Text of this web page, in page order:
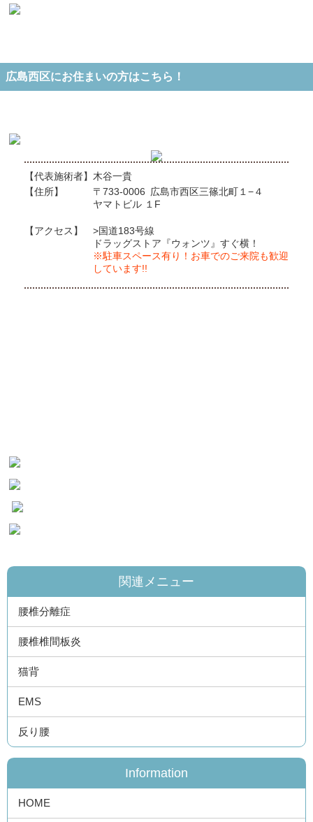
広島西区にお住まいの方はこちら！
【代表施術者】 木谷一貴
【住所】
〒733-0006 広島市西区三篠北町１−４
ヤマトビル １F
【アクセス】
>国道183号線
ドラッグストア『ウォンツ』すぐ横！
※駐車スペース有り！お車でのご来院も歓迎
しています!!
関連メニュー
腰椎分離症
腰椎椎間板炎
猫背
EMS
反り腰
Information
HOME